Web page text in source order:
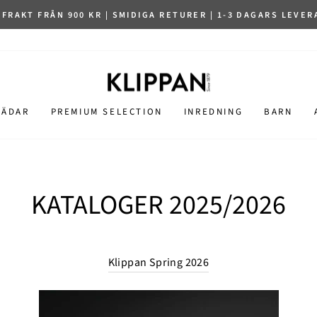
FRÅN 900 KR | SMIDIGA RETURER | 1-3 DAGARS
PREMIUM SELECTION INREDNING BARN
KATALOGER 2025/2026
Klippan Spring 2026